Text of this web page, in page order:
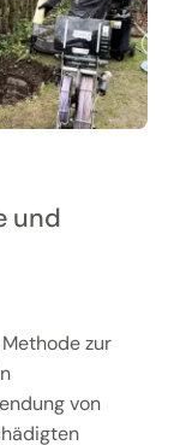
und
zur
von